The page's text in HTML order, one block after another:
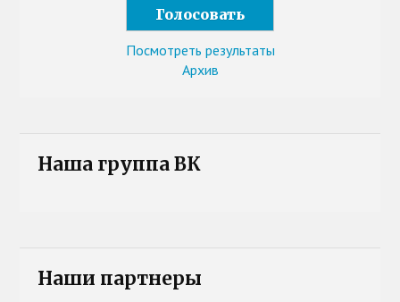
Посмотреть результаты
Архив
Наша группа ВК
Наши партнеры